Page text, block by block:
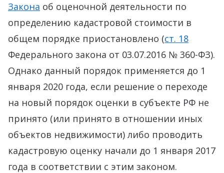
Закона об оценочной деятельности по
определению кадастровой стоимости в
общем порядке приостановлено (ст. 18
Федерального закона от 03.07.2016 № 360-ФЗ).
Однако данный порядок применяется до 1
января 2020 года, если решение о переходе
на новый порядок оценки в субъекте РФ не
принято (или принято в отношении иных
объектов недвижимости) либо проводить
кадастровую оценку начали до 1 января 2017
года в соответствии с этим законом.